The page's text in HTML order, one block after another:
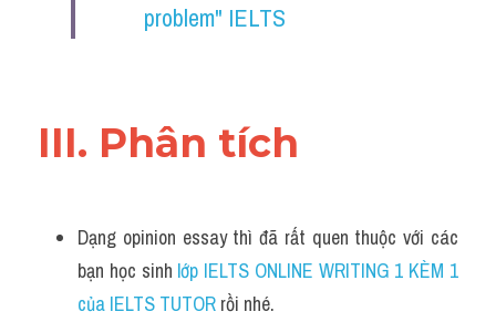
Reading
problem" IELTS
III. Phân tích
Dạng opinion essay thì đã rất quen thuộc với các
bạn học sinh lớp IELTS ONLINE WRITING 1 KÈM 1
của IELTS TUTOR rồi nhé.